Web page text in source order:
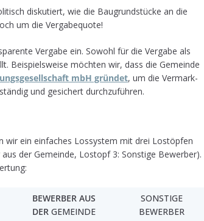
dis­ku­tiert, wie die Bau­grund­stü­cke an die
um die Vergabequote!
Ver­gabe ein. Sowohl für die Ver­gabe als
Bei­spiels­weise möch­ten wir, dass die Gemeinde
mbH grün­det, um die Ver­mark­
und gesi­chert durchzuführen.
wir ein ein­fa­ches Los­sys­tem mit drei Los­töp­fen
der Gemeinde, Los­topf 3: Sons­tige Bewer­ber).
BEWER­BER AUS
DER GEMEINDE
SONS­TIGE
BEWER­BER